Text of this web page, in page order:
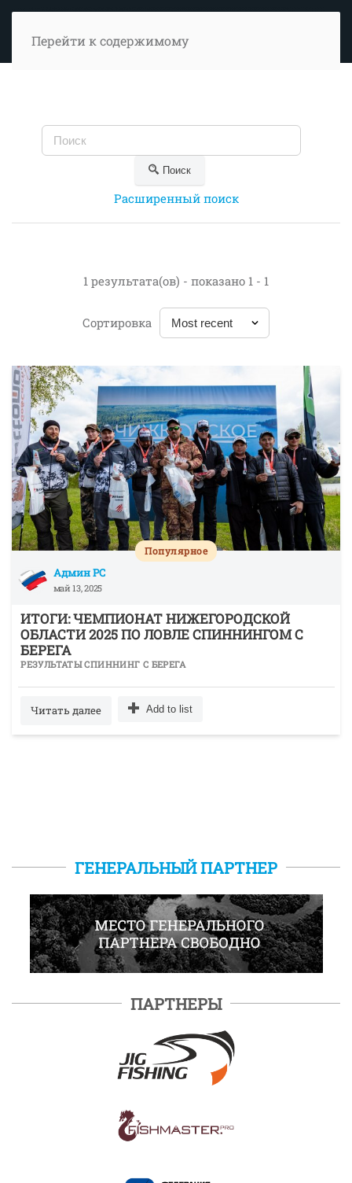
Перейти к содержимому
Поиск
Расширенный поиск
1 результата(ов) - показано 1 - 1
Сортировка
Админ РС
май 13, 2025
Популярное
ИТОГИ: ЧЕМПИОНАТ НИЖЕГОРОДСКОЙ
ОБЛАСТИ 2025 ПО ЛОВЛЕ СПИННИНГОМ С
БЕРЕГА
РЕЗУЛЬТАТЫ СПИННИНГ С БЕРЕГА
Читать далее Add to list
ГЕНЕРАЛЬНЫЙ ПАРТНЕР
ПАРТНЕРЫ
ПОДРОБНЕЕ
ПОДРОБНЕЕ